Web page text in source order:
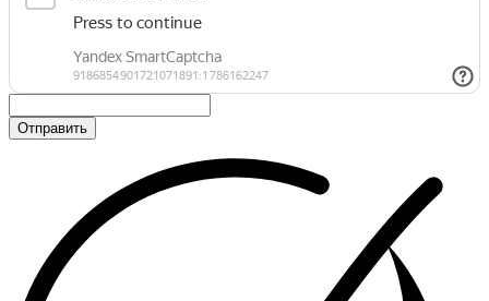
Отправить